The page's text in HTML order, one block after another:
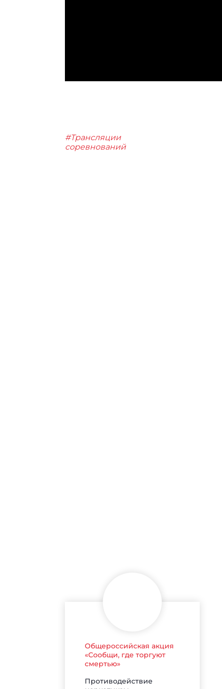
#Трансляции
соревнований
Общероссийская акция
«Сообщи, где торгуют
смертью»
Противодействие